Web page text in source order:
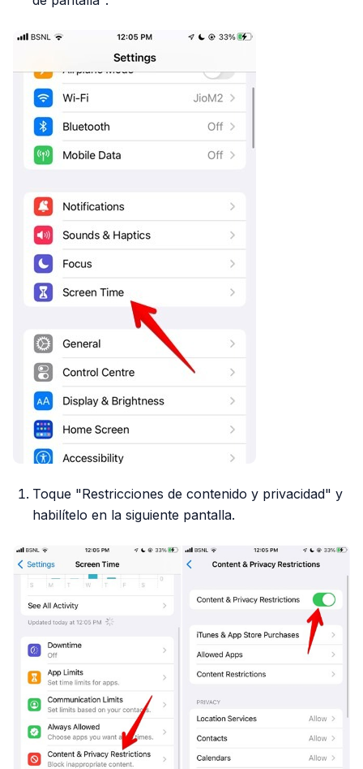
Toque "Restricciones de contenido y privacidad" y
habilítelo en la siguiente pantalla.